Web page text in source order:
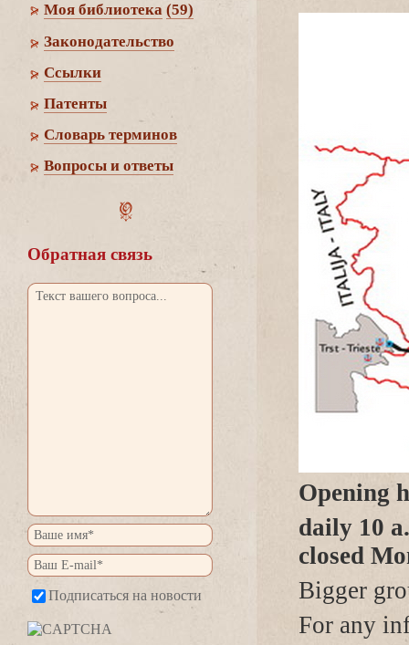
Моя библиотека (59)
Законодательство
Cсылки
Патенты
Словарь термино
опросы и ответы
Обратная связь
Подписаться на новости
Opening
daily 10
closed
Bigger
For any